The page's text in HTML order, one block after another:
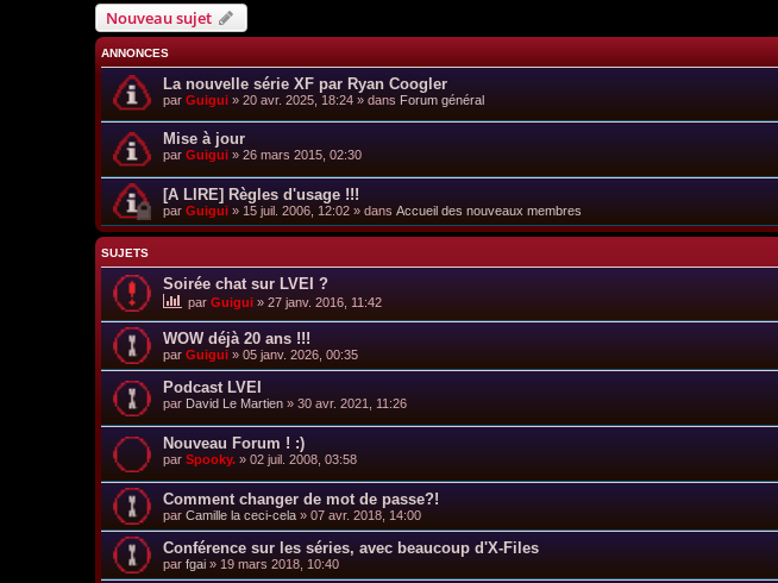
Nouveau sujet
ANNONCES
La nouvelle série XF par Ryan Coogler
par Guigui » 20 avr. 2025, 18:24 » dans Forum général
Mise à jour
par Guigui » 26 mars 2015, 02:30
[A LIRE] Règles d'usage !!!
par Guigui » 15 juil. 2006, 12:02 » dans Accueil des nouveaux membres
SUJETS
Soirée chat sur LVEI ?
par Guigui » 27 janv. 2016, 11:42
WOW déjà 20 ans !!!
par Guigui » 05 janv. 2026, 00:35
Podcast LVEI
par David Le Martien » 30 avr. 2021, 11:26
Nouveau Forum ! :)
par Spooky. » 02 juil. 2008, 03:58
Comment changer de mot de passe?!
par Camille la ceci-cela » 07 avr. 2018, 14:00
Conférence sur les séries, avec beaucoup d'X-Files
par fgai » 19 mars 2018, 10:40